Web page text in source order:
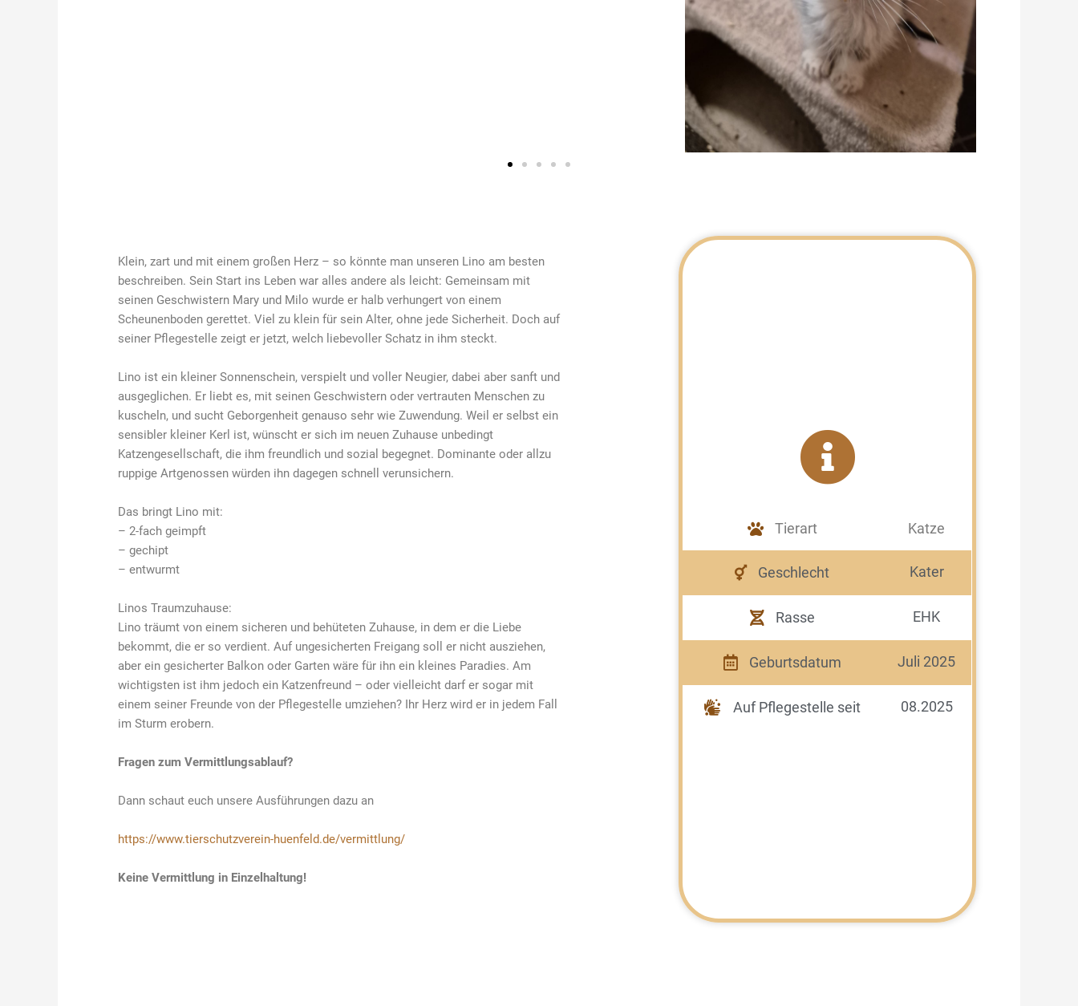
Klein, zart und mit einem großen Herz – so könnte man unseren Lino am besten
beschreiben. Sein Start ins Leben war alles andere als leicht: Gemeinsam mit
seinen Geschwistern Mary und Milo wurde er halb verhungert von einem
Scheunenboden gerettet. Viel zu klein für sein Alter, ohne jede Sicherheit. Doch auf
seiner Pflegestelle zeigt er jetzt, welch liebevoller Schatz in ihm steckt.
Lino ist ein kleiner Sonnenschein, verspielt und voller Neugier, dabei aber sanft und
ausgeglichen. Er liebt es, mit seinen Geschwistern oder vertrauten Menschen zu
kuscheln, und sucht Geborgenheit genauso sehr wie Zuwendung. Weil er selbst ein
sensibler kleiner Kerl ist, wünscht er sich im neuen Zuhause unbedingt
Katzengesellschaft, die ihm freundlich und sozial begegnet. Dominante oder allzu
ruppige Artgenossen würden ihn dagegen schnell verunsichern.
Das bringt Lino mit:
– 2-fach geimpft
– gechipt
– entwurmt
Linos Traumzuhause:
Lino träumt von einem sicheren und behüteten Zuhause, in dem er die Liebe
bekommt, die er so verdient. Auf ungesicherten Freigang soll er nicht ausziehen,
aber ein gesicherter Balkon oder Garten wäre für ihn ein kleines Paradies. Am
wichtigsten ist ihm jedoch ein Katzenfreund – oder vielleicht darf er sogar mit
einem seiner Freunde von der Pflegestelle umziehen? Ihr Herz wird er in jedem Fall
im Sturm erobern.
Fragen zum Vermittlungsablauf?
Dann schaut euch unsere Ausführungen dazu an
https://www.tierschutzverein-huenfeld.de/vermittlung/
Keine Vermittlung in Einzelhaltung!
Tierart Katze
Geschlecht Kater
Rasse EHK
Geburtsdatum Juli 2025
Auf Pflegestelle seit 08.2025